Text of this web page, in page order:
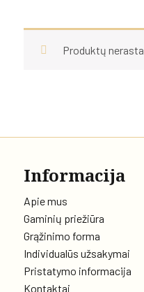
Produktų nerasta.
Informacija
Apie mus
Gaminių priežiūra
Grąžinimo forma
Individualūs užsakymai
Pristatymo informacija
Kontaktai